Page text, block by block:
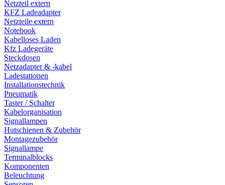
Netzteil extern
KFZ Ladeadapter
Netzteile extern
Notebook
Kabelloses Laden
Kfz Ladegeräte
Steckdosen
Netzadapter & -kabel
Ladestationen
Installationstechnik
Pneumatik
Taster / Schalter
Kabelorganisation
Signallampen
Hutschienen & Zubehör
Montagezubehör
Signallampe
Terminalblocks
Komponenten
Beleuchtung